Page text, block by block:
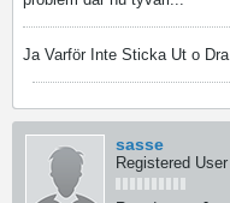
Ja Varför Inte Sticka Ut o
sasse
Registered User